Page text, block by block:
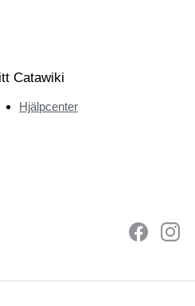
Catawiki
Hjälpcenter